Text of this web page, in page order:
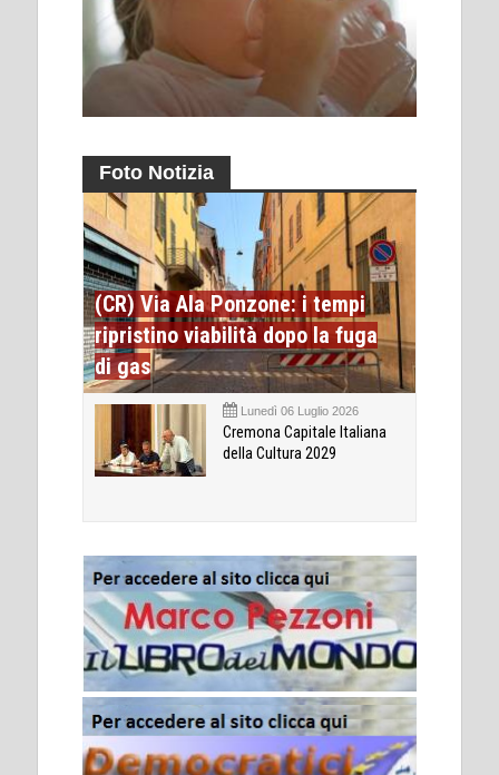
Foto Notizia
(CR) Via Ala Ponzone: i tempi
ripristino viabilità dopo la fuga
di gas
Lunedì 06 Luglio 2026
Cremona Capitale Italiana
della Cultura 2029